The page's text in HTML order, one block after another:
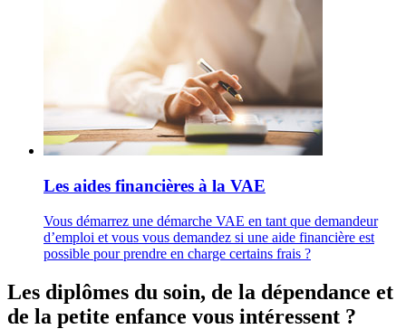
Les aides financières à la VAE
Vous démarrez une démarche VAE en tant que demandeur
d’emploi et vous vous demandez si une aide financière est
possible pour prendre en charge certains frais ?
Les diplômes du soin, de la dépendance et
de la petite enfance vous intéressent ?